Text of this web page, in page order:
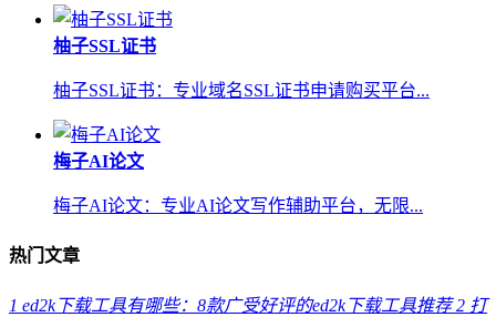
柚子SSL证书
柚子SSL证书：专业域名SSL证书申请购买平台...
梅子AI论文
梅子AI论文：专业AI论文写作辅助平台，无限...
热门文章
1 ed2k下载工具有哪些：8款广受好评的ed2k下载工具推荐 2 打